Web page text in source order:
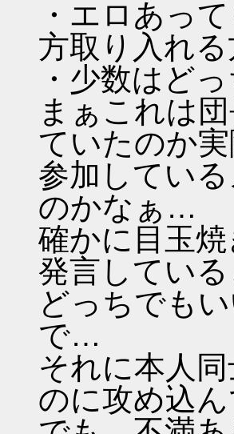
・エロあっ
方取り入れ
・少数はど
まぁこれは
ていたのか
参加してい
のかなぁ…
確かに目玉
発言してい
どっちでも
で…
それに本人
のに攻め込